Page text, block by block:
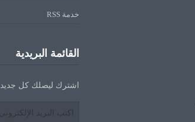
خدمة RSS
القائمة البريدية
اشترك ليصلك كل